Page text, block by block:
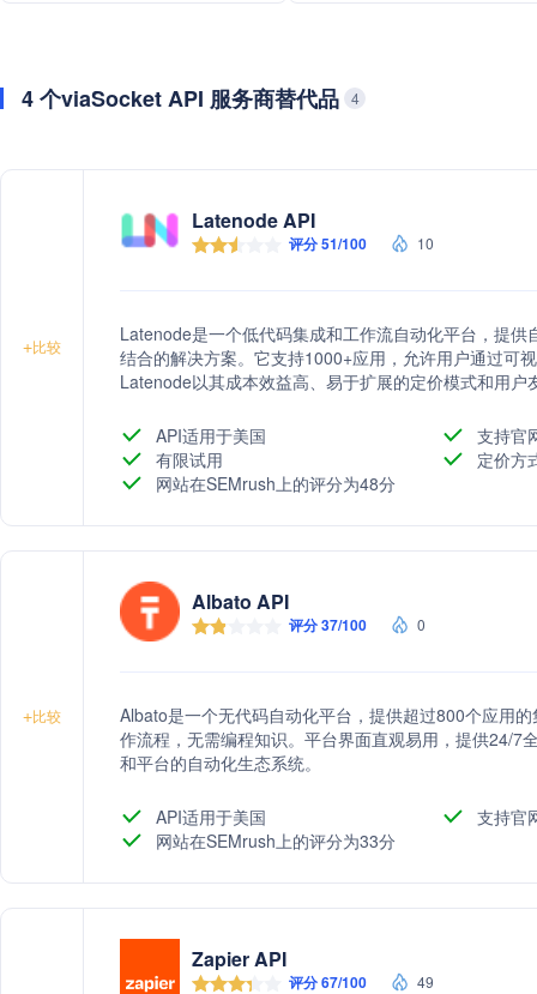
4 个viaSocket API 服务商替代品 4
+比较
Latenode API
评分 51/100 10
Latenode是一个低代码集成和工作流自动化平台，提
结合的解决方案。它支持1000+应用，允许用户通过可
Latenode以其成本效益高、易于扩展的定价模式和用
API适用于美国
支持官
有限试用
定价方
网站在SEMrush上的评分为48分
+比较
Albato API
评分 37/100 0
Albato是一个无代码自动化平台，提供超过800个应用
作流程，无需编程知识。平台界面直观易用，提供24/7
和平台的自动化生态系统。
API适用于美国
支持官
网站在SEMrush上的评分为33分
Zapier API
评分 67/100 49